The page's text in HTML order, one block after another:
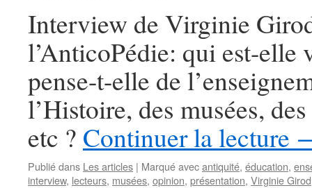
Interview de Virginie
l’AnticoPédie: qui est-elle
pense-t-elle de
l’Histoire, des musées,
etc ? Continuer la lecture
Publié dans Les articles | Marqué avecantiquité, éducation,
interview, lecteurs, musées, opinion, présentation, Virginie Girod